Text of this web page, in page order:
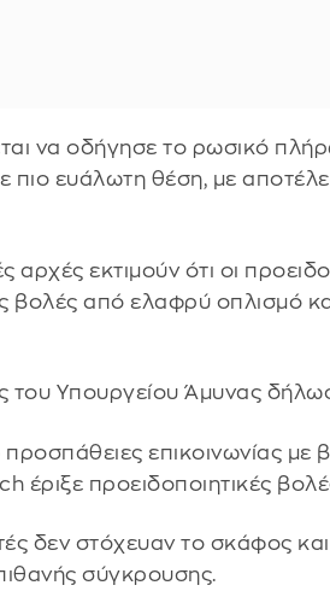
να οδήγησε το ρωσικό
πιο ευάλωτη θέση, με
αρχές εκτιμούν ότι οι
βολές από ελαφρύ οπλισμό
του Υπουργείου Άμυνας
επικοινωνίας
έριξε προειδοποιητικές
δεν στόχευαν το σκάφος
σύγκρουσης.